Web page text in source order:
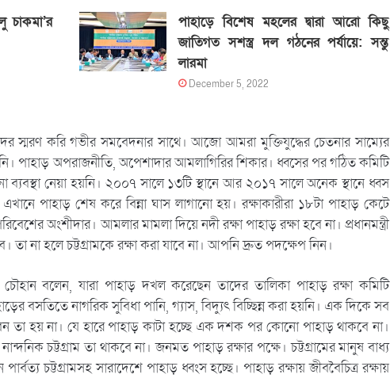
চাকমা’র
পাহাড়ে বিশেষ মহলের দ্বারা আরো কিছু
জাতিগত সশস্ত্র দল গঠনের পর্যায়ে: সন্তু
লারমা
December 5, 2022
স্মরণ করি গভীর সমবেদনার সাথে। আজো আমরা মুক্তিযুদ্ধের চেতনার সাম্যের
পাহাড় অপরাজনীতি, অপেশাদার আমলাগিরির শিকার। ধ্বসের পর গঠিত কমিটি
নেয়া হয়নি। ২০০৭ সালে ১৩টি স্থানে আর ২০১৭ সালে অনেক স্থানে ধ্বস
পাহাড় শেষ করে বিন্না ঘাস লাগানো হয়। রক্ষাকারীরা ১৮টা পাহাড় কেটে
অংশীদার। আমলার মামলা দিয়ে নদী রক্ষা পাহাড় রক্ষা হবে না। প্রধানমন্ত্রী
তা না হলে চট্টগ্রামকে রক্ষা করা যাবে না। আপনি দ্রুত পদক্ষেপ নিন।
বলেন, যারা পাহাড় দখল করেছেন তাদের তালিকা পাহাড় রক্ষা কমিটি
বসতিতে নাগরিক সুবিধা পানি, গ্যাস, বিদ্যুৎ বিচ্ছিন্ন করা হয়নি। এক দিকে সব
তা হয় না। যে হারে পাহাড় কাটা হচ্ছে এক দশক পর কোনো পাহাড় থাকবে না।
চট্টগ্রাম তা থাকবে না। জনমত পাহাড় রক্ষার পক্ষে। চট্টগ্রামের মানুষ বাধ্য
চট্টগ্রামসহ সারাদেশে পাহাড় ধ্বংস হচ্ছে। পাহাড় রক্ষায় জীববৈচিত্র রক্ষায়